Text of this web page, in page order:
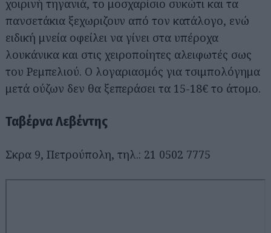
χοιρινή τηγανιά, το μοσχαρίσιο συκώτι και τα
πανσετάκια ξεχωριζουν από τον κατάλογο, ενώ
ειδική μνεία οφείλει να γίνει στα υπέροχα
λουκάνικα και στις χειροποίητες αλειφωτές σως
του Ρεμπελιού. Ο λογαριασμός για τσιμπολόγημα
μετά ούζων δεν θα ξεπεράσει τα 15-18€ το άτομο.
Ταβέρνα Λεβέντης
Σκρα 9, Πετρούπολη, τηλ.: 21 0502 7775